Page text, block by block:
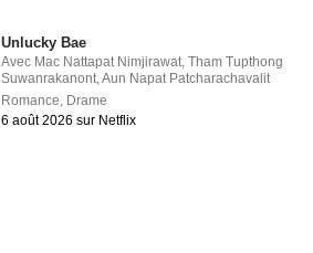
Unlucky Bae
Avec Mac Nattapat Nimjirawat ,Tham Tupthong
Suwanrakanont ,Aun Napat Patcharachavalit
Romance Drame
6 août 2026 sur Netflix